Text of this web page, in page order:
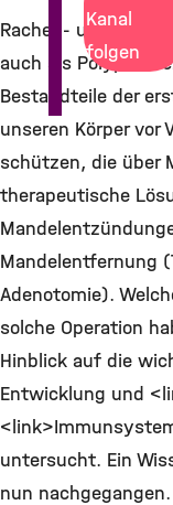
Rachen- und
auch als Polypen
Bestandteile der
unseren Körper vor
schützen, die über
therapeutische
Mandelentfernung
Adenotomie).
solche Operation
Hinblick auf die
Entwicklung und
untersucht. Ein
nun nachgegangen.
Kanal
folgen